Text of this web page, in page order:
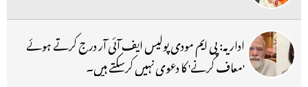
اداریہ: پی ایم مودی پولیس ایف آئی آر درج کرتے ہوئے
'معاف کرنے' کا دعوی نہیں کرسکتے ہیں۔